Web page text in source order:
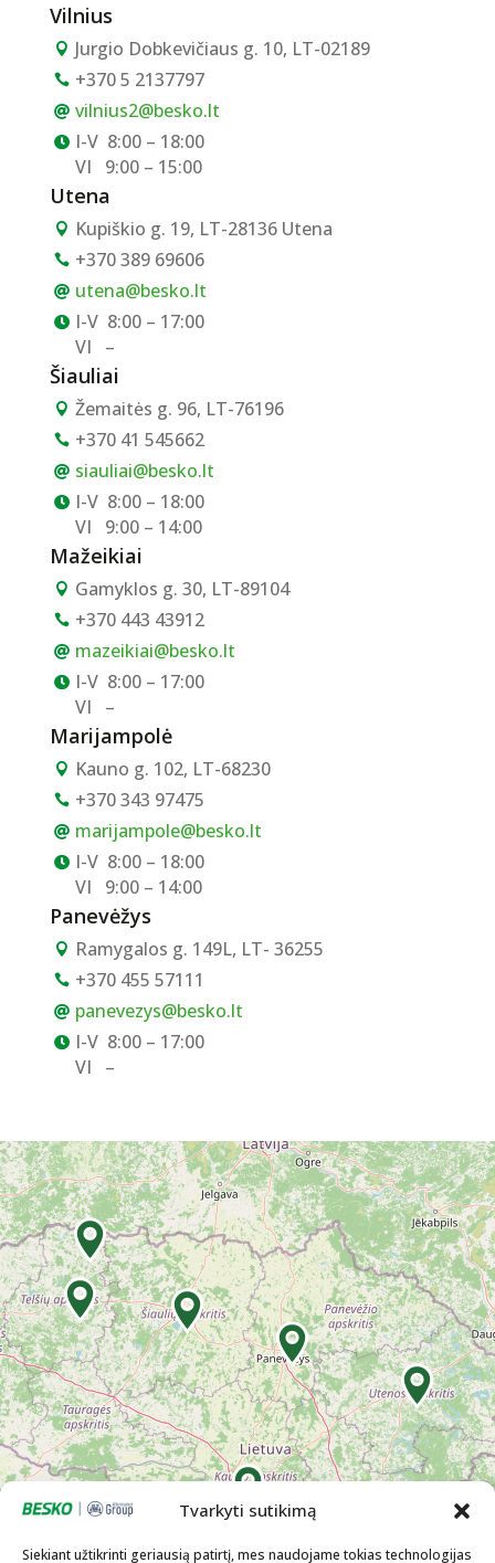
Tvarkyti sutikimą
Siekiant užtikrinti geriausią patirtį, mes naudojame tokias technologijas
Vilnius
 Jurgio Dobkevičiaus g. 10, LT-02189
 +370 5 2137797
 vilnius2@besko.lt
 I-V 8:00 – 18:00
VI 9:00 – 15:00
Utena
 Kupiškio g. 19, LT-28136 Utena
 +370 389 69606
 utena@besko.lt
 I-V 8:00 – 17:00
VI –
Šiauliai
 Žemaitės g. 96, LT-76196
 +370 41 545662
 siauliai@besko.lt
 I-V 8:00 – 18:00
VI 9:00 – 14:00
Mažeikiai
 Gamyklos g. 30, LT-89104
 +370 443 43912
 mazeikiai@besko.lt
 I-V 8:00 – 17:00
VI –
Marijampolė
 Kauno g. 102, LT-68230
 +370 343 97475
 marijampole@besko.lt
 I-V 8:00 – 18:00
VI 9:00 – 14:00
Panevėžys
 Ramygalos g. 149L, LT- 36255
 +370 455 57111
 panevezys@besko.lt
 I-V 8:00 – 17:00
VI –